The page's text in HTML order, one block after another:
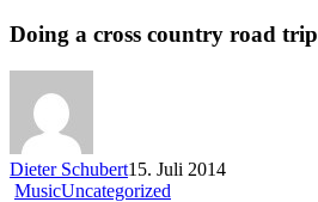
cross
country
Doing a cross country road trip
Dieter Schubert15. Juli 2014
MusicUncategorized